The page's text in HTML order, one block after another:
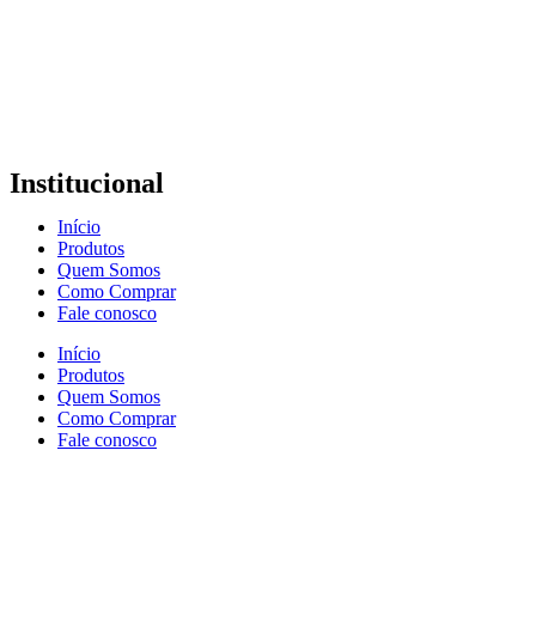
Institucional
Início
Produtos
Quem Somos
Como Comprar
Fale conosco
Início
Produtos
Quem Somos
Como Comprar
Fale conosco